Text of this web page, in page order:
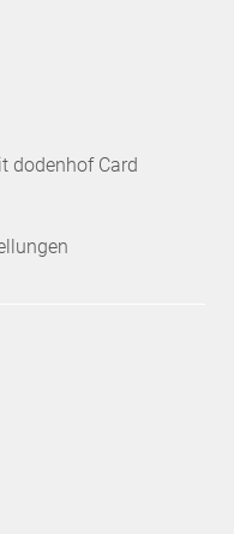
dodenhof Card